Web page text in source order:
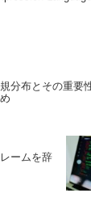
分布とその重要
ームを辞